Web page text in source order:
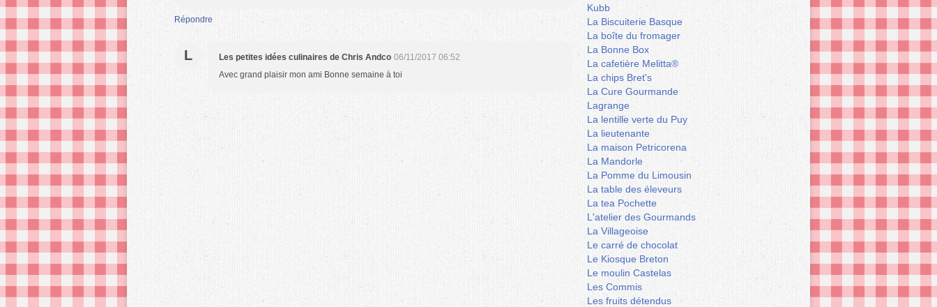
Répondre
L Les petites idées culinaires de Chris Andco 06/11/2017 06:52
Avec grand plaisir mon ami Bonne semaine à toi
Kubb
La Biscuiterie Basque
La boîte du fromager
La Bonne Box
La cafetière Melitta®
La chips Bret's
La Cure Gourmande
Lagrange
La lentille verte du Puy
La lieutenante
La maison Petricorena
La Mandorle
La Pomme du Limousin
La table des éleveurs
La tea Pochette
L'atelier des Gourmands
La Villageoise
Le carré de chocolat
Le Kiosque Breton
Le moulin Castelas
Les Commis
Les fruits détendus